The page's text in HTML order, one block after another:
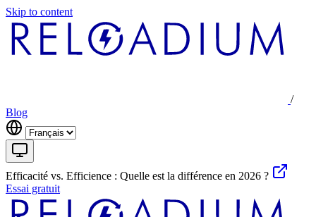
Skip to content
/
Blog
Efficacité vs. Efficience : Quelle est la différence en 2026 ?
Essai gratuit